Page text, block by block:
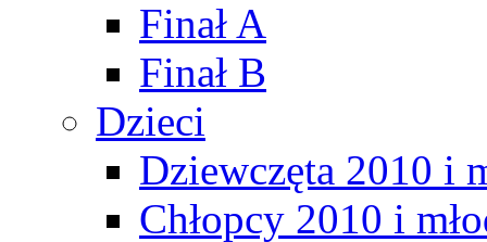
Finał A
Finał B
Dzieci
Dziewczęta 2010 i
Chłopcy 2010 i